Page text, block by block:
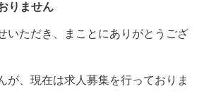
りません
いただき、まことにありがとうござ
が、現在は求人募集を行っておりま